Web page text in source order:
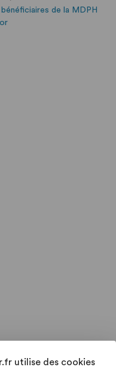
de la MDPH
utilise des cookies